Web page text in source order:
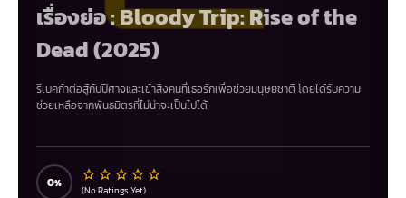
เรื่องย่อ : Bloody Trip: Rise of the
Dead (2025)
รีเบคก้าต่อสู้กับปีศาจและเข้าสิงคนที่เธอรักเพื่อช่วยมนุษยชาติ โดยได้รับความ
ช่วยเหลือจากพันธมิตรที่ไม่น่าจะเป็นไปได้
0 (No Ratings Yet)